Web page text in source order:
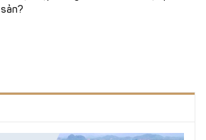
sản?